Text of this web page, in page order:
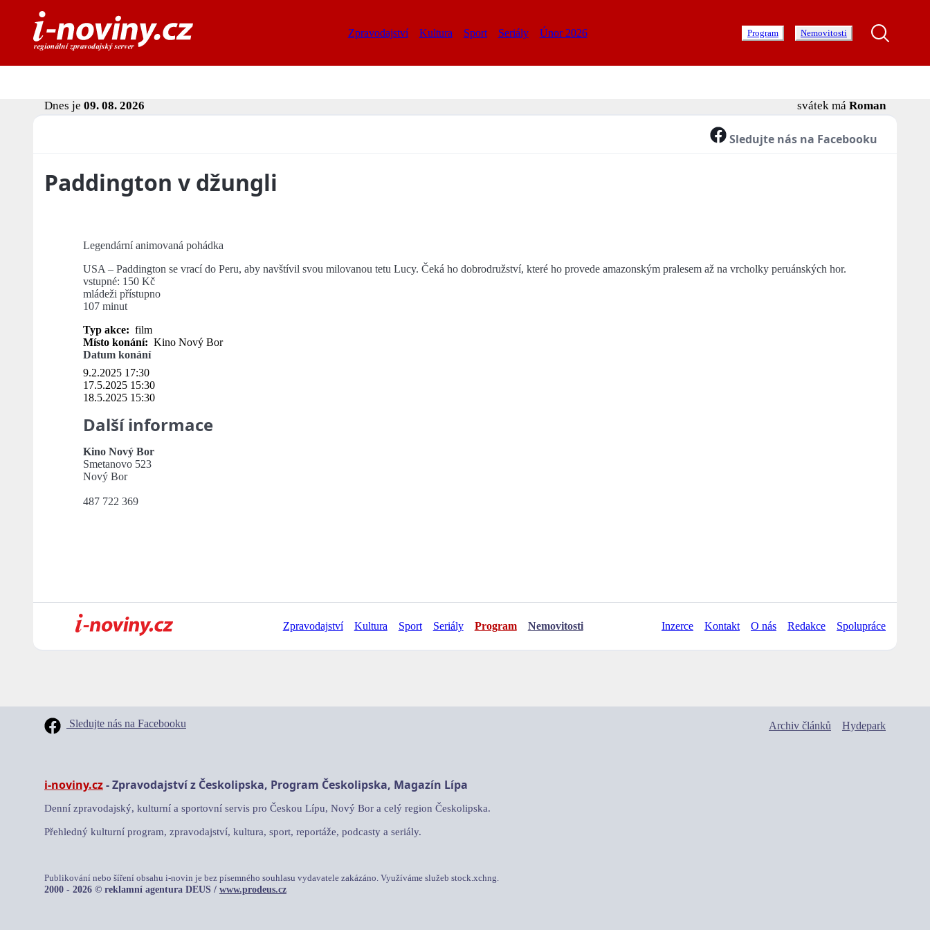
Zpravodajství Kultura Sport Seriály Únor 2026 Program Nemovitosti
Dnes je 09. 08. 2026 svátek má Roman
Sledujte nás na Facebooku
Paddington v džungli
Legendární animovaná pohádka
USA – Paddington se vrací do Peru, aby navštívil svou milovanou tetu Lucy. Čeká ho dobrodružství, které ho provede amazonským pralesem až na vrcholky peruánských hor.
vstupné: 150 Kč
mládeži přístupno
107 minut
Typ akce: film
Místo konání: Kino Nový Bor
Datum konání
9.2.2025 17:30
17.5.2025 15:30
18.5.2025 15:30
Další informace
Kino Nový Bor
Smetanovo 523
Nový Bor
487 722 369
Zpravodajství Kultura Sport Seriály Program Nemovitosti Inzerce Kontakt O nás Redakce Spolupráce
Sledujte nás na Facebooku Archiv článků Hydepark
i-noviny.cz- Zpravodajství z Českolipska, Program Českolipska, Magazín Lípa
Denní zpravodajský, kulturní a sportovní servis pro Českou Lípu, Nový Bor a celý region Českolipska.
Přehledný kulturní program, zpravodajství, kultura, sport, reportáže, podcasty a seriály.
Publikování nebo šíření obsahu i-novin je bez písemného souhlasu vydavatele zakázáno. Využíváme služeb stock.xchng.
2000 - 2026 © reklamní agentura DEUS / www.prodeus.cz